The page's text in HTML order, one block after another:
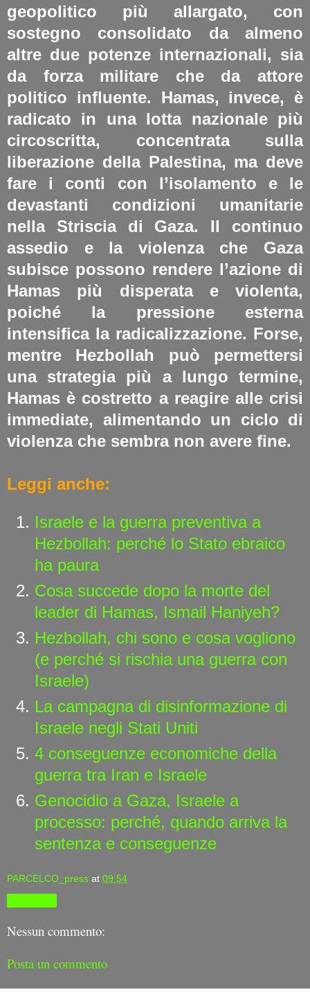
geopolitico più allargato, con
sostegno consolidato da almeno
altre due potenze internazionali, sia
da forza militare che da attore
politico influente. Hamas, invece, è
radicato in una lotta nazionale più
circoscritta, concentrata sulla
liberazione della Palestina, ma deve
fare i conti con l’isolamento e le
devastanti condizioni umanitarie
nella Striscia di Gaza. Il continuo
assedio e la violenza che Gaza
subisce possono rendere l’azione di
Hamas più disperata e violenta,
poiché la pressione esterna
intensifica la radicalizzazione. Forse,
mentre Hezbollah può permettersi
una strategia più a lungo termine,
Hamas è costretto a reagire alle crisi
immediate, alimentando un ciclo di
violenza che sembra non avere fine.
Leggi anche:
Israele e la guerra preventiva a
Hezbollah: perché lo Stato ebraico
ha paura
Cosa succede dopo la morte del
leader di Hamas, Ismail Haniyeh?
Hezbollah, chi sono e cosa vogliono
(e perché si rischia una guerra con
Israele)
La campagna di disinformazione di
Israele negli Stati Uniti
4 conseguenze economiche della
guerra tra Iran e Israele
Genocidio a Gaza, Israele a
processo: perché, quando arriva la
sentenza e conseguenze
PARCELCO_press at 09:54
Nessun commento:
Posta un commento